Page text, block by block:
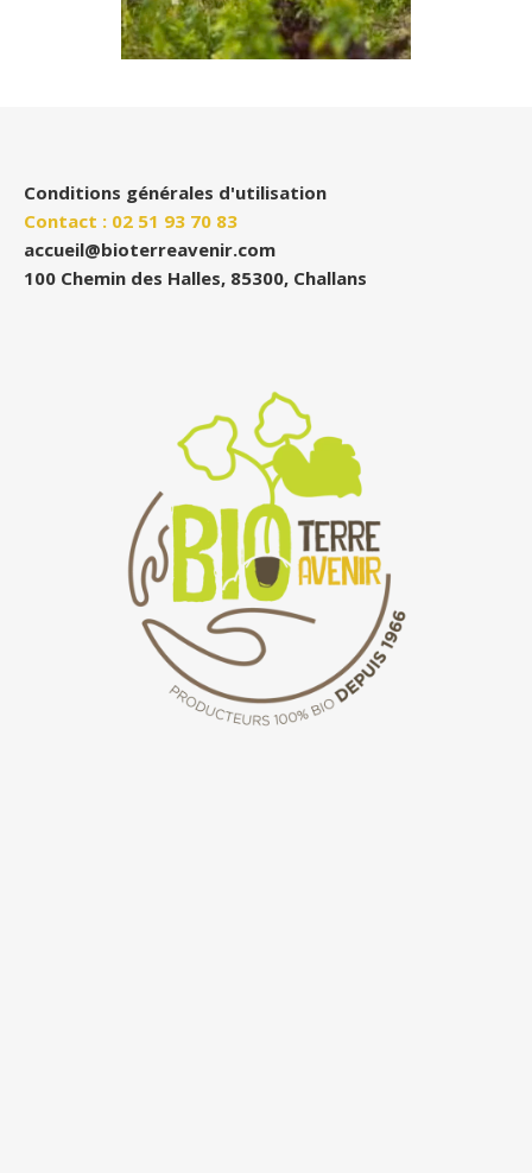
Conditions générales d'utilisation
Contact : 02 51 93 70 83
accueil@bioterreavenir.com
100 Chemin des Halles, 85300, Challans